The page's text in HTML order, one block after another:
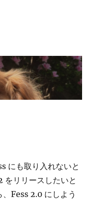
にも取り入れないと
をリリースしたいと
Fess 2.0 にしよう